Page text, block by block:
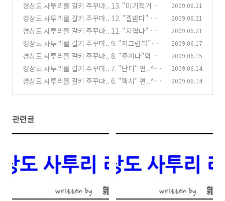
경상도 사투리를 갈키 주꾸마.. 13. "미기적거리
다" 편^^ (14)
2009.06.21
경상도 사투리를 갈키 주꾸마.. 12. "겔받다" 편..
^^
(12)
2009.06.21
경상도 사투리를 갈키 주꾸마.. 11. "지엽다" 편..
^^
(12)
2009.06.21
경상도 사투리를 갈키 주꾸마.. 9. "지그럽다"
편..^^
(14)
2009.06.17
경상도 사투리를 갈키 주꾸마.. 8. "주끼다"와 그
친구들(주께다, 지끼다) 편..^^
(20)
2009.06.15
경상도 사투리를 갈키 주꾸마.. 7. "단디" 편..^^
(10)
2009.06.14
경상도 사투리를 갈키 주꾸마.. 6. "맥지" 편..^^ 2009.06.14
관련글